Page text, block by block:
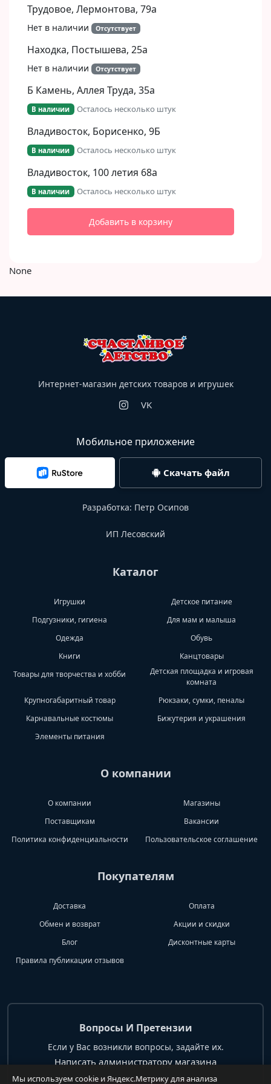
Трудовое, Лермонтова, 79а
Нет в наличии Отсутствует
Находка, Постышева, 25а
Нет в наличии Отсутствует
Б Камень, Аллея Труда, 35а
В наличии Осталось несколько штук
Владивосток, Борисенко, 9Б​
В наличии Осталось несколько штук
Владивосток, 100 летия 68а
В наличии Осталось несколько штук
Добавить в корзину
None
Интернет-магазин детских товаров и игрушек
VK
Мобильное приложение
Скачать файл
Разработка: Петр Осипов
ИП Лесовский
Каталог
Игрушки
Детское питание
Подгузники, гигиена
Для мам и малыша
Одежда
Обувь
Книги
Канцтовары
Товары для творчества и хобби
Детская площадка и игровая
комната
Крупногабаритный товар
Рюкзаки, сумки, пеналы
Карнавальные костюмы
Бижутерия и украшения
Элементы питания
О компании
О компании
Магазины
Поставщикам
Вакансии
Политика конфиденциальности
Пользовательское соглашение
Покупателям
Доставка
Оплата
Обмен и возврат
Акции и скидки
Блог
Дисконтные карты
Правила публикации отзывов
Вопросы И Претензии
Если у Вас возникли вопросы, задайте их.
Написать администратору магазина
Мы используем cookie и Яндекс.Метрику для анализа